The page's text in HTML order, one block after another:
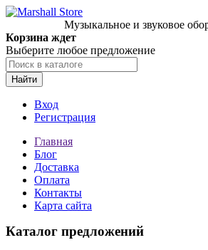
Музыкальное и звуковое
Корзина ждет
Выберите любое предложение
Найти
Вход
Регистрация
Главная
Блог
Доставка
Оплата
Контакты
Карта сайта
Каталог предложений